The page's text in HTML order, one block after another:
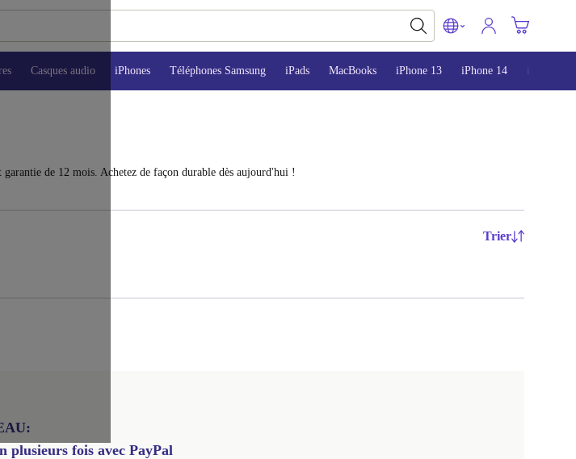
Casques audio iPhones Téléphones Samsung iPads MacBooks iPhone 13 iPhone 14 iPhone 15
de 12 mois. Achetez de façon durable dès aujourd'hui !
Trier
plusieurs fois avec PayPal